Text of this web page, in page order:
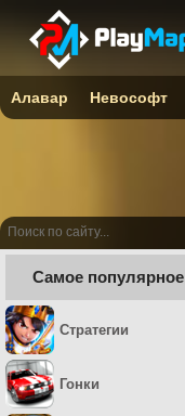
Самое популярное
Стратегии
Гонки
Алавар Невософт